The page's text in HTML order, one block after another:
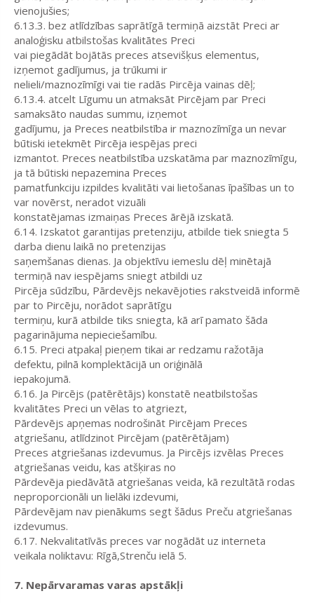
vienojušies;
6.13.3. bez atlīdzības saprātīgā termiņā aizstāt Preci ar
analoģisku atbilstošas kvalitātes Preci
vai piegādāt bojātās preces atsevišķus elementus,
izņemot gadījumus, ja trūkumi ir
nelieli/maznozīmīgi vai tie radās Pircēja vainas dēļ;
6.13.4. atcelt Līgumu un atmaksāt Pircējam par Preci
samaksāto naudas summu, izņemot
gadījumu, ja Preces neatbilstība ir maznozīmīga un nevar
būtiski ietekmēt Pircēja iespējas preci
izmantot. Preces neatbilstība uzskatāma par maznozīmīgu,
ja tā būtiski nepazemina Preces
pamatfunkciju izpildes kvalitāti vai lietošanas īpašības un to
var novērst, neradot vizuāli
konstatējamas izmaiņas Preces ārējā izskatā.
6.14. Izskatot garantijas pretenziju, atbilde tiek sniegta 5
darba dienu laikā no pretenzijas
saņemšanas dienas. Ja objektīvu iemeslu dēļ minētajā
termiņā nav iespējams sniegt atbildi uz
Pircēja sūdzību, Pārdevējs nekavējoties rakstveidā informē
par to Pircēju, norādot saprātīgu
termiņu, kurā atbilde tiks sniegta, kā arī pamato šāda
pagarinājuma nepieciešamību.
6.15. Preci atpakaļ pieņem tikai ar redzamu ražotāja
defektu, pilnā komplektācijā un oriģinālā
iepakojumā.
6.16. Ja Pircējs (patērētājs) konstatē neatbilstošas
kvalitātes Preci un vēlas to atgriezt,
Pārdevējs apņemas nodrošināt Pircējam Preces
atgriešanu, atlīdzinot Pircējam (patērētājam)
Preces atgriešanas izdevumus. Ja Pircējs izvēlas Preces
atgriešanas veidu, kas atšķiras no
Pārdevēja piedāvātā atgriešanas veida, kā rezultātā rodas
neproporcionāli un lielāki izdevumi,
Pārdevējam nav pienākums segt šādus Preču atgriešanas
izdevumus.
6.17. Nekvalitatīvās preces var nogādāt uz interneta
veikala noliktavu: Rīgā,Strenču ielā 5.
7. Nepārvaramas varas apstākļi